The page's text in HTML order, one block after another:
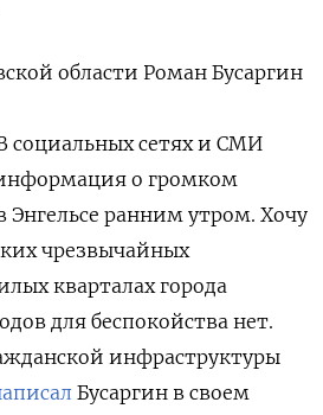
области Роман Бусаргин
социальных сетях и СМИ
о громком
Энгельсе ранним утром. Хочу
чрезвычайных
кварталах города
для беспокойства нет.
инфраструктуры
Бусаргин в своем